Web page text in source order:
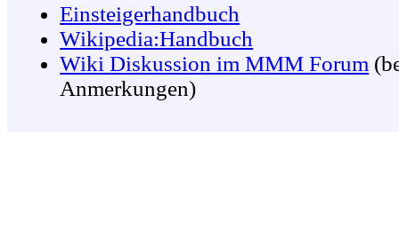
Einsteigerhandbuch
Wikipedia:Handbuch
Wiki Diskussion im MMM Forum
Anmerkungen)